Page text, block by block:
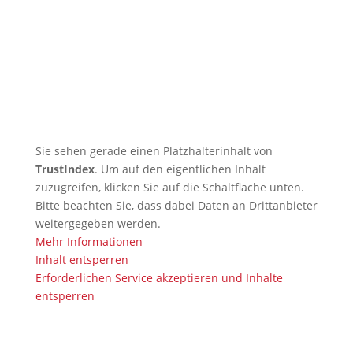
Sie sehen gerade einen Platzhalterinhalt von
TrustIndex. Um auf den eigentlichen Inhalt
zuzugreifen, klicken Sie auf die Schaltfläche unten.
Bitte beachten Sie, dass dabei Daten an Drittanbieter
weitergegeben werden.
Mehr Informationen
Inhalt entsperren
Erforderlichen Service akzeptieren und Inhalte
entsperren